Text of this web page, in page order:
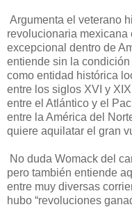
Argumenta el veterano
revolucionaria
excepcional dentro de
entiende sin la
como entidad histórica
entre los siglos XVI y
entre el Atlántico y el
entre la América del
quiere aquilatar el gran
No duda Womack del
pero también entiende
entre muy diversas
hubo “revoluciones